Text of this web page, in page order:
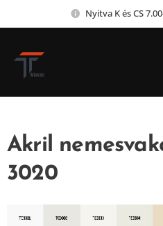
Nyitva K és CS
Akril
3020